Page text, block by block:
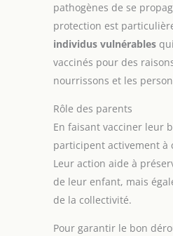
pathogènes de se
protection est
individus vulnérables
vaccinés pour des
nourrissons et les
Rôle des parents
En faisant vacciner leur
participent activement à
Leur action aide à
de leur enfant, mais
de la collectivité.
Pour garantir le bon